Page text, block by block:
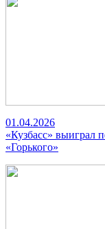
01.04.2026
«Кузбасс» выиграл
«Горького»